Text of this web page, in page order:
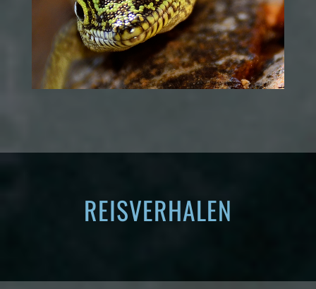
REISVERHALEN